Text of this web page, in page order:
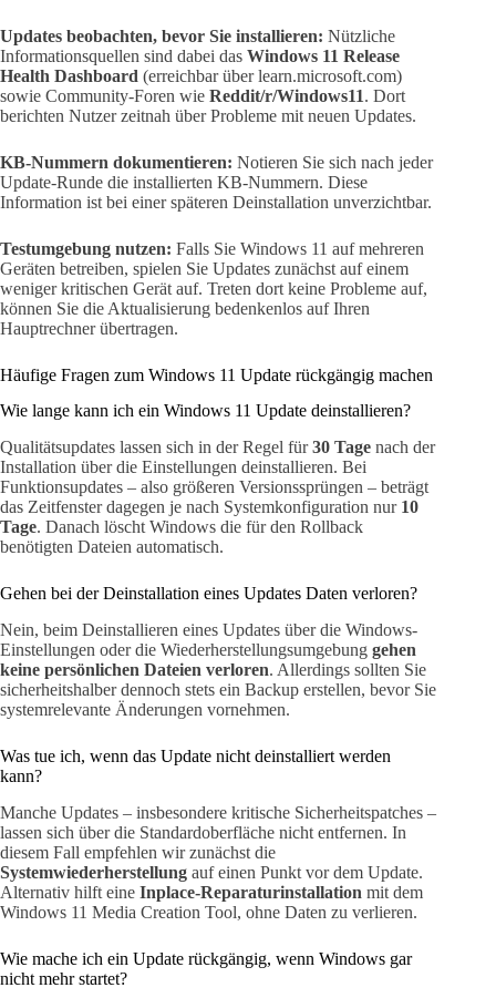
Updates beobachten, bevor Sie installieren: Nützliche
Informationsquellen sind dabei das Windows 11 Release
Health Dashboard (erreichbar über learn.microsoft.com)
sowie Community-Foren wie Reddit/r/Windows11. Dort
berichten Nutzer zeitnah über Probleme mit neuen Updates.
KB-Nummern dokumentieren: Notieren Sie sich nach jeder
Update-Runde die installierten KB-Nummern. Diese
Information ist bei einer späteren Deinstallation unverzichtbar.
Testumgebung nutzen: Falls Sie Windows 11 auf mehreren
Geräten betreiben, spielen Sie Updates zunächst auf einem
weniger kritischen Gerät auf. Treten dort keine Probleme auf,
können Sie die Aktualisierung bedenkenlos auf Ihren
Hauptrechner übertragen.
Häufige Fragen zum Windows 11 Update rückgängig machen
Wie lange kann ich ein Windows 11 Update deinstallieren?
Qualitätsupdates lassen sich in der Regel für30 Tage nach der
Installation über die Einstellungen deinstallieren. Bei
Funktionsupdates – also größeren Versionssprüngen – beträgt
das Zeitfenster dagegen je nach Systemkonfiguration nur 10
Tage. Danach löscht Windows die für den Rollback
benötigten Dateien automatisch.
Gehen bei der Deinstallation eines Updates Daten verloren?
Nein, beim Deinstallieren eines Updates über die Windows-
Einstellungen oder die Wiederherstellungsumgebung gehen
keine persönlichen Dateien verloren. Allerdings sollten Sie
sicherheitshalber dennoch stets ein Backup erstellen, bevor Sie
systemrelevante Änderungen vornehmen.
Was tue ich, wenn das Update nicht deinstalliert werden
kann?
Manche Updates – insbesondere kritische Sicherheitspatches –
lassen sich über die Standardoberfläche nicht entfernen. In
diesem Fall empfehlen wir zunächst die
Systemwiederherstellung auf einen Punkt vor dem Update.
Alternativ hilft eine Inplace-Reparaturinstallation mit dem
Windows 11 Media Creation Tool, ohne Daten zu verlieren.
Wie mache ich ein Update rückgängig, wenn Windows gar
nicht mehr startet?